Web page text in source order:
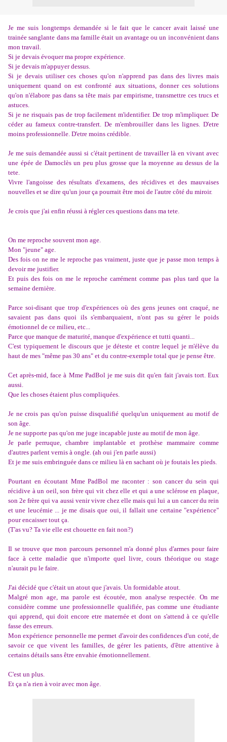
Je me suis longtemps demandée si le fait que le cancer avait laissé une
trainée sanglante dans ma famille était un avantage ou un inconvénient dans
mon travail.
Si je devais évoquer ma propre expérience.
Si je devais m'appuyer dessus.
Si je devais utiliser ces choses qu'on n'apprend pas dans des livres mais
uniquement quand on est confronté aux situations, donner ces solutions
qu'on n'élabore pas dans sa tête mais par empirisme, transmettre ces trucs et
astuces.
Si je ne risquais pas de trop facilement m'identifier. De trop m'impliquer. De
céder au fameux contre-transfert. De m'embrouiller dans les lignes. D'etre
moins professionnelle. D'etre moins crédible.
Je me suis demandée aussi si c'était pertinent de travailler là en vivant avec
une épée de Damoclès un peu plus grosse que la moyenne au dessus de la
tete.
Vivre l'angoisse des résultats d'examens, des récidives et des mauvaises
nouvelles et se dire qu'un jour ça pourrait être moi de l'autre côté du miroir.
Je crois que j'ai enfin réussi à régler ces questions dans ma tete.
On me reproche souvent mon age.
Mon "jeune" age.
Des fois on ne me le reproche pas vraiment, juste que je passe mon temps à
devoir me justifier.
Et puis des fois on me le reproche carrément comme pas plus tard que la
semaine dernière.
Parce soi-disant que trop d'expériences où des gens jeunes ont craqué, ne
savaient pas dans quoi ils s'embarquaient, n'ont pas su gérer le poids
émotionnel de ce milieu, etc...
Parce que manque de maturité, manque d'expérience et tutti quanti...
C'est typiquement le discours que je déteste et contre lequel je m'élève du
haut de mes "même pas 30 ans" et du contre-exemple total que je pense être.
Cet après-mid, face à Mme PadBol je me suis dit qu'en fait j'avais tort. Eux
aussi.
Que les choses étaient plus compliquées.
Je ne crois pas qu'on puisse disqualifié quelqu'un uniquement au motif de
son âge.
Je ne supporte pas qu'on me juge incapable juste au motif de mon âge.
Je parle perruque, chambre implantable et prothèse mammaire comme
d'autres parlent vernis à ongle. (ah oui j'en parle aussi)
Et je me suis embringuée dans ce milieu là en sachant où je foutais les pieds.
Pourtant en écoutant Mme PadBol me raconter : son cancer du sein qui
récidive à un oeil, son frère qui vit chez elle et qui a une sclérose en plaque,
son 2e frère qui va aussi venir vivre chez elle mais qui lui a un cancer du rein
et une leucémie ... je me disais que oui, il fallait une certaine "expérience"
pour encaisser tout ça.
(T'as vu? Ta vie elle est chouette en fait non?)
Il se trouve que mon parcours personnel m'a donné plus d'armes pour faire
face à cette maladie que n'importe quel livre, cours théorique ou stage
n'aurait pu le faire.
J'ai décidé que c'était un atout que j'avais. Un formidable atout.
Malgré mon age, ma parole est écoutée, mon analyse respectée. On me
considère comme une professionnelle qualifiée, pas comme une étudiante
qui apprend, qui doit encore etre maternée et dont on s'attend à ce qu'elle
fasse des erreurs.
Mon expérience personnelle me permet d'avoir des confidences d'un coté, de
savoir ce que vivent les familles, de gérer les patients, d'être attentive à
certains détails sans être envahie émotionnellement.
C'est un plus.
Et ça n'a rien à voir avec mon âge.